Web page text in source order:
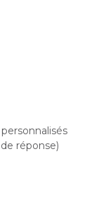
réponse)